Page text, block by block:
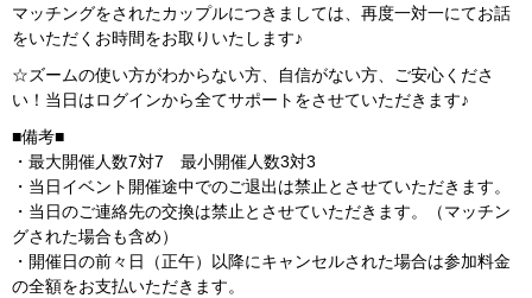
マッチングをされたカップルにつきましては、再度一対一にてお話
をいただくお時間をお取りいたします♪
☆ズームの使い方がわからない方、自信がない方、ご安心くださ
い！当日はログインから全てサポートをさせていただきます♪
■備考■
・最大開催人数7対7 最小開催人数3対3
・当日イベント開催途中でのご退出は禁止とさせていただきます。
・当日のご連絡先の交換は禁止とさせていただきます。（マッチン
グされた場合も含め）
・開催日の前々日（正午）以降にキャンセルされた場合は参加料金
の全額をお支払いただきます。